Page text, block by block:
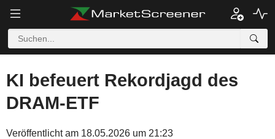
KI befeuert Rekordjagd des
DRAM-ETF
Veröffentlicht am 18.05.2026 um 21:23